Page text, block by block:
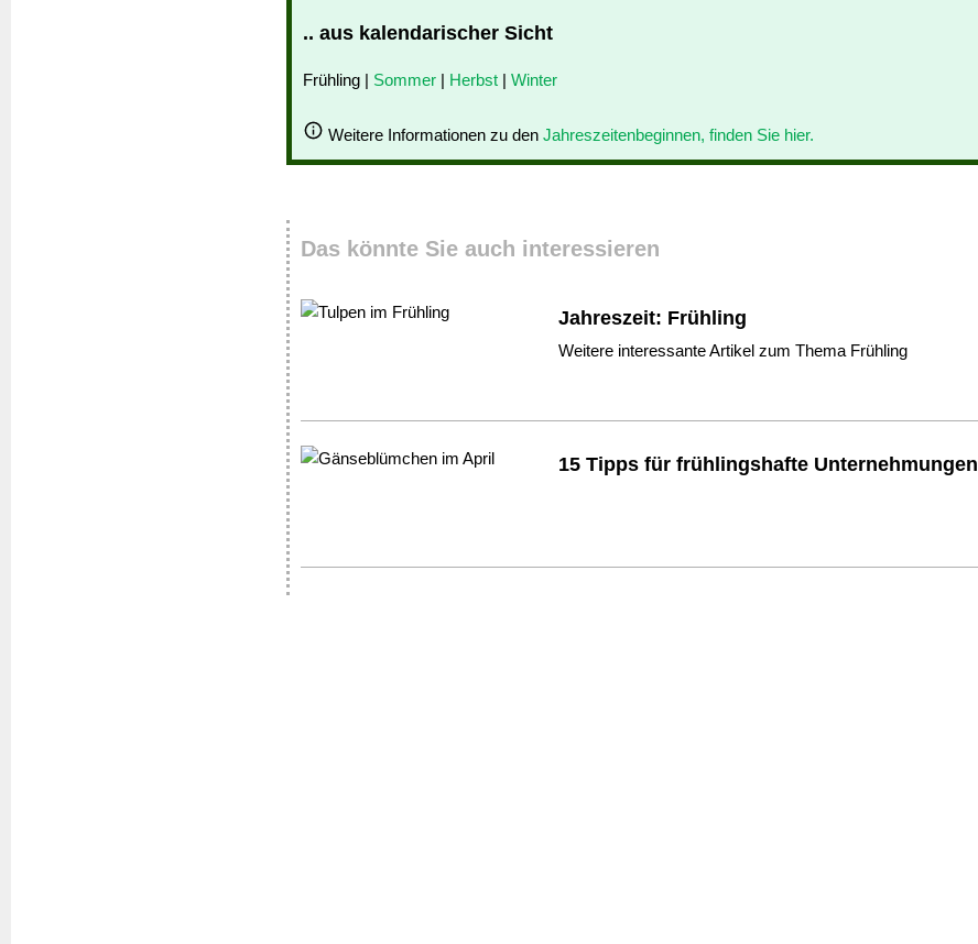
.. aus kalendarischer Sicht
Frühling | Sommer | Herbst | Winter
Weitere Informationen zu den Jahreszeitenbeginnen, finden Sie hier.
Das könnte Sie auch interessieren
Jahreszeit: Frühling
Weitere interessante Artikel zum Thema Frühling
15 Tipps für frühlingshafte Unternehmungen